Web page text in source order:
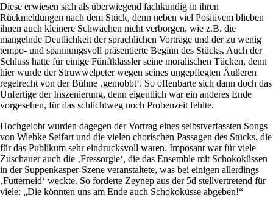
Diese erwiesen sich als überwiegend fachkundig in ihren
Rückmeldungen nach dem Stück, denn neben viel Positivem blieben
ihnen auch kleinere Schwächen nicht verborgen, wie z.B. die
mangelnde Deutlichkeit der sprachlichen Vorträge und der zu wenig
tempo- und spannungsvoll präsentierte Beginn des Stücks. Auch der
Schluss hatte für einige Fünftklässler seine moralischen Tücken, denn
hier wurde der Struwwelpeter wegen seines ungepflegten Äußeren
regelrecht von der Bühne ‚gemobbt‘. So offenbarte sich dann doch das
Unfertige der Inszenierung, denn eigentlich war ein anderes Ende
vorgesehen, für das schlichtweg noch Probenzeit fehlte.
Hochgelobt wurden dagegen der Vortrag eines selbstverfassten Songs
von Wiebke Seifart und die vielen chorischen Passagen des Stücks, die
für das Publikum sehr eindrucksvoll waren. Imposant war für viele
Zuschauer auch die ‚Fressorgie‘, die das Ensemble mit Schokoküssen
in der Suppenkasper-Szene veranstaltete, was bei einigen allerdings
‚Futterneid‘ weckte. So forderte Zeynep aus der 5d stellvertretend für
viele: „Die könnten uns am Ende auch Schokoküsse abgeben!“